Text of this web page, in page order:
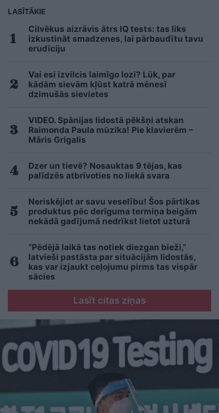
LASĪTĀKIE
Cilvēkus aizrāvis ātrs IQ tests: tas liks
izkustināt smadzenes, lai pārbaudītu tavu
erudīciju
Vai esi izvilcis laimīgo lozi? Lūk, par
kādām sievām kļūst katrā mēnesī
dzimušās sievietes
VIDEO. Spānijas lidostā pēkšņi atskan
Raimonda Paula mūzika! Pie klavierēm –
Māris Grigalis
Dzer un tievē? Nosauktas 9 tējas, kas
palīdzēs atbrīvoties no liekā svara
Neriskējiet ar savu veselību! Šos pārtikas
produktus pēc derīguma termiņa beigām
nekādā gadījumā nedrīkst lietot uzturā
“Pēdējā laikā tas notiek diezgan bieži,”
latvieši pastāsta par situācijām lidostās,
kas var izjaukt ceļojumu pirms tas vispār
sācies
Lasīt citas ziņas